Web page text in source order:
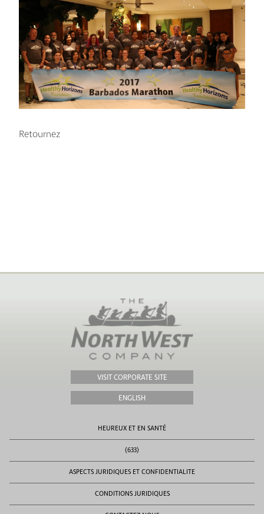
Retournez
VISIT CORPORATE SITE
ENGLISH
HEUREUX ET EN SANTÉ
(633)
ASPECTS JURIDIQUES ET CONFIDENTIALITE
CONDITIONS JURIDIQUES